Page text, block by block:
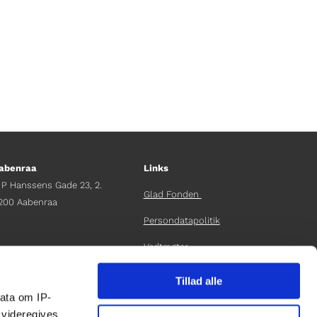
om IP-
Tillad alle
P Hanssens Gade 23, 2.
Aabenraa
Links
Glad Fonden
Persondatapolitik
Vedtægter
LOG IND